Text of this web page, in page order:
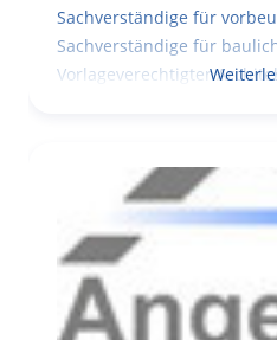
Sachverständige für
Sachverständige für
Vorlageverechtigter